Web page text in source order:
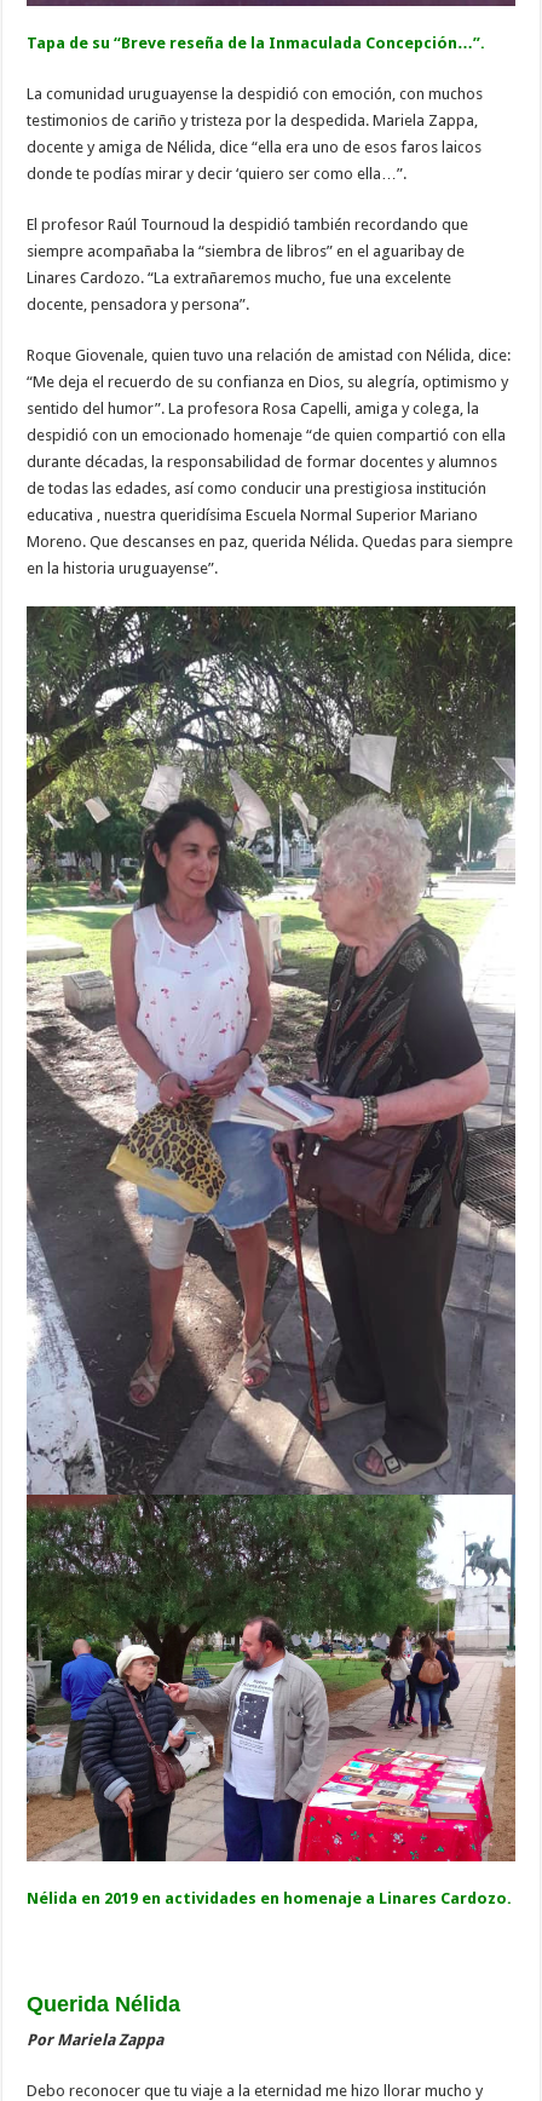
Tapa de su “Breve reseña de la Inmaculada Concepción…”.
La comunidad uruguayense la despidió con emoción, con muchos
testimonios de cariño y tristeza por la despedida. Mariela Zappa,
docente y amiga de Nélida, dice “ella era uno de esos faros laicos
donde te podías mirar y decir ‘quiero ser como ella…”.
El profesor Raúl Tournoud la despidió también recordando que
siempre acompañaba la “siembra de libros” en el aguaribay de
Linares Cardozo. “La extrañaremos mucho, fue una excelente
docente, pensadora y persona”.
Roque Giovenale, quien tuvo una relación de amistad con Nélida, dice:
“Me deja el recuerdo de su confianza en Dios, su alegría, optimismo y
sentido del humor”. La profesora Rosa Capelli, amiga y colega, la
despidió con un emocionado homenaje “de quien compartió con ella
durante décadas, la responsabilidad de formar docentes y alumnos
de todas las edades, así como conducir una prestigiosa institución
educativa , nuestra queridísima Escuela Normal Superior Mariano
Moreno. Que descanses en paz, querida Nélida. Quedas para siempre
en la historia uruguayense”.
Nélida en 2019 en actividades en homenaje a Linares Cardozo.
Querida Nélida
Por Mariela Zappa
Debo reconocer que tu viaje a la eternidad me hizo llorar mucho y